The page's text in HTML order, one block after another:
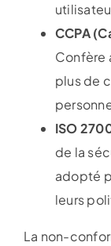
CCPA
Confère
plus de
ISO
de la
adopté
leurs
La non-